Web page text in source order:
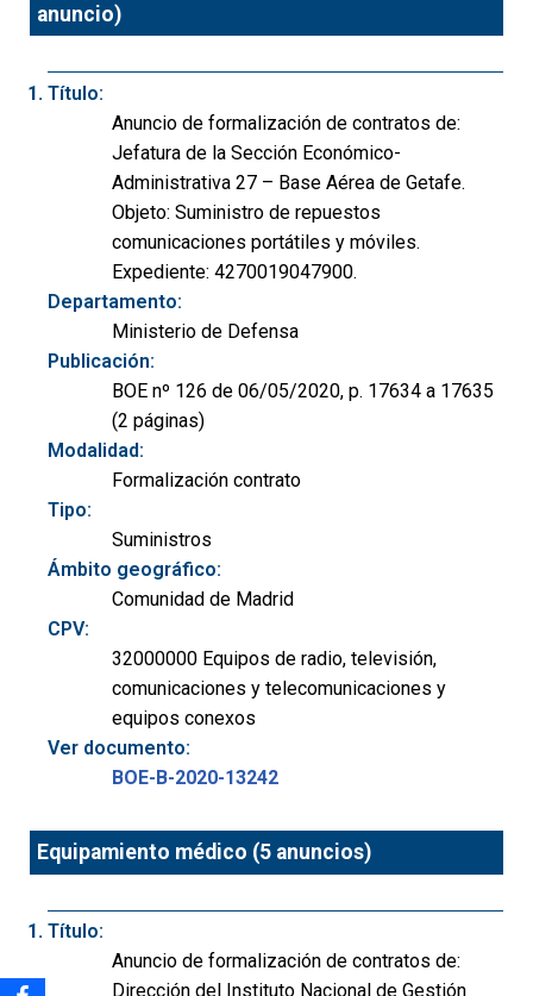
anuncio)
Título:
Anuncio de formalización de contratos de:
Jefatura de la Sección Económico-
Administrativa 27 – Base Aérea de Getafe.
Objeto: Suministro de repuestos
comunicaciones portátiles y móviles.
Expediente: 4270019047900.
Departamento:
Ministerio de Defensa
Publicación:
BOE nº 126 de 06/05/2020, p. 17634 a 17635
(2 páginas)
Modalidad:
Formalización contrato
Tipo:
Suministros
Ámbito geográfico:
Comunidad de Madrid
CPV:
32000000 Equipos de radio, televisión,
comunicaciones y telecomunicaciones y
equipos conexos
Ver documento:
BOE-B-2020-13242
Equipamiento médico (5 anuncios)
Título:
Anuncio de formalización de contratos de:
Dirección del Instituto Nacional de Gestión